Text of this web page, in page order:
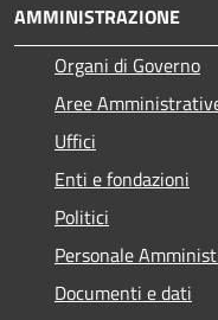
AMMINISTRAZIONE
Organi di Governo
Aree
Uffici
Enti e fondazioni
Politici
Personale
Documenti e dati